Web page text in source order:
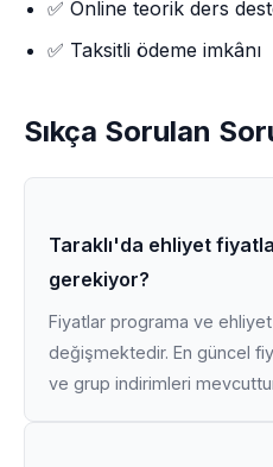
✅ Online teorik ders
✅ Taksitli ödeme imkânı
Sıkça Sorulan
Taraklı'da ehliyet
gerekiyor?
Fiyatlar programa ve ehliyet
değişmektedir. En güncel
ve grup indirimleri